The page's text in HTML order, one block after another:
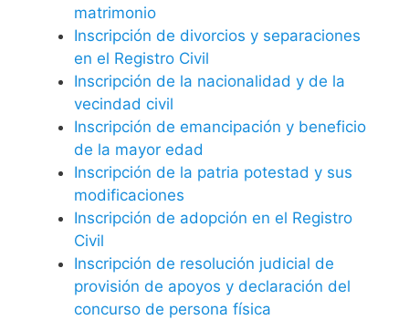
matrimonio
Inscripción de divorcios y separaciones
en el Registro Civil
Inscripción de la nacionalidad y de la
vecindad civil
Inscripción de emancipación y beneficio
de la mayor edad
Inscripción de la patria potestad y sus
modificaciones
Inscripción de adopción en el Registro
Civil
Inscripción de resolución judicial de
provisión de apoyos y declaración del
concurso de persona física